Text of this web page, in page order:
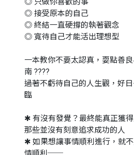
◎ 接受原本的自己
◎ 終結一直硬撐的執著觀念
◎ 寬待自己才能活出理想型
一本教你不要太認真，耍點善
南 ????
過著不虧待自己的人生觀，好
臨
✱ 有沒有發覺？最終能真正獲
那些並沒有刻意追求成功的人
✱ 如果想讓事情順利進行，就